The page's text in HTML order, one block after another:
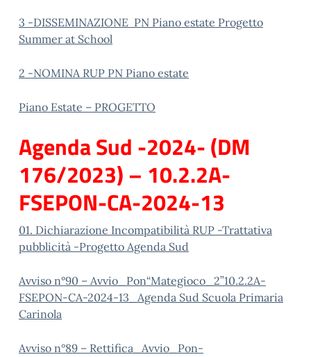
3 -DISSEMINAZIONE PN Piano estate Progetto
Summer at School
2 -NOMINA RUP PN Piano estate
Piano Estate – PROGETTO
Agenda Sud -2024- (DM
176/2023) – 10.2.2A-
FSEPON-CA-2024-13
01. Dichiarazione Incompatibilità RUP -Trattativa
pubblicità -Progetto Agenda Sud
Avviso n°90 – Avvio_Pon“Mategioco_2”10.2.2A-
FSEPON-CA-2024-13_Agenda Sud Scuola Primaria
Carinola
Avviso n°89 – Rettifica_Avvio_Pon-